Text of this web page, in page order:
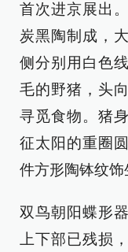
首次进京展出
炭黑陶制成，
侧分别用白色
毛的野猪，头
寻觅食物。猪
征太阳的重圈
件方形陶钵纹饰
双鸟朝阳蝶形
上下部已残损